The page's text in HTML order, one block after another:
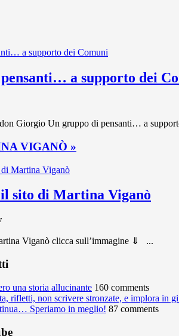
a supporto dei
Giorgio Un gruppo di pensanti… a
VIGANÒ »
sito di Martina Viganò
Viganò clicca sull’immagine ⇓ ...
una storia allucinante 160 comments
rifletti, non scrivere stronzate, e implora in
Speriamo in meglio! 87 comments